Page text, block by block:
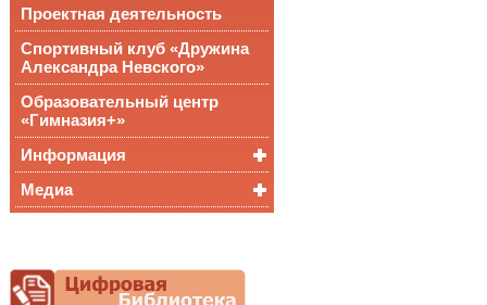
Всероссийские
проверочные
работы
Всероссийская
олимпиада
мониторинг системы
образования
Публикации
Материалы
педагогического форума
Проектная деятельность
Спортивный клуб «Дружина
Александра Невского»
Образовательный центр
«Гимназия+»
Информация
Снижение
документационной
нагрузки
Медиа